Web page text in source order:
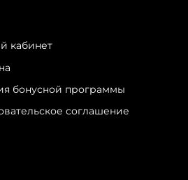
кабинет
бонусной программы
соглашение